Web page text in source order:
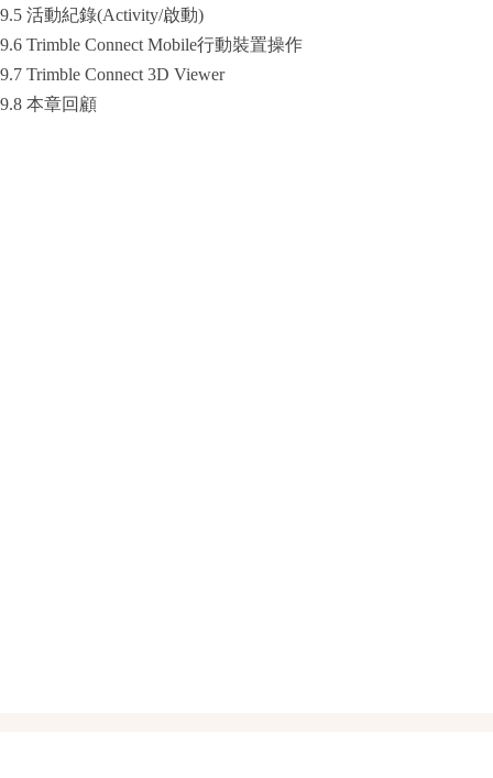
9.5 活動紀錄(Activity/啟動)
9.6 Trimble Connect Mobile行動裝置操作
9.7 Trimble Connect 3D Viewer
9.8 本章回顧